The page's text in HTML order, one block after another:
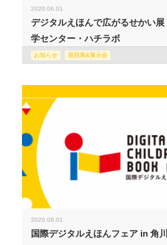
2020.06.01
デジタルえほんで広がるせかい
学センター・ハチラボ
お知らせ 巡回展&展示会
2020.08.01
国際デジタルえほんフェア in 角